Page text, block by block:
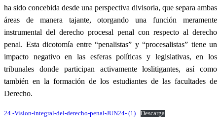
ha sido concebida desde una perspectiva divisoria, que separa ambas
áreas de manera tajante, otorgando una función meramente
instrumental del derecho procesal penal con respecto al derecho
penal. Esta dicotomía entre “penalistas” y “procesalistas” tiene un
impacto negativo en las esferas políticas y legislativas, en los
tribunales donde participan activamente loslitigantes, así como
también en la formación de los estudiantes de las facultades de
Derecho.
24.-Vision-integral-del-derecho-penal-JUN24- (1) Descarga